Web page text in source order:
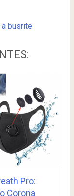
busrite
Pro:
Corona